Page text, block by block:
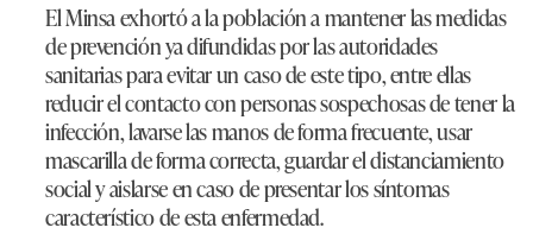
El Minsa exhortó a la población a mantener las medidas
de prevención ya difundidas por las autoridades
sanitarias para evitar un caso de este tipo, entre ellas
reducir el contacto con personas sospechosas de tener la
infección, lavarse las manos de forma frecuente, usar
mascarilla de forma correcta, guardar el distanciamiento
social y aislarse en caso de presentar los síntomas
característico de esta enfermedad.